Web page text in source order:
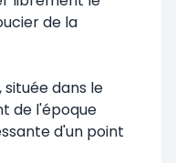
de la
située dans le
de l'époque
d'un point